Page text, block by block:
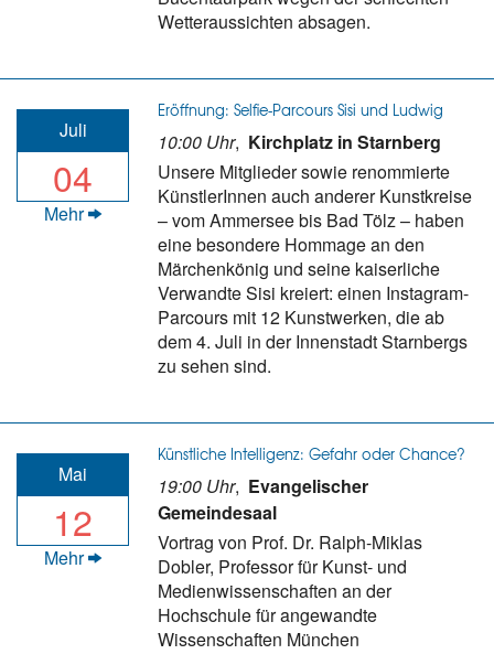
Wetteraussichten absagen.
Juli
04
Mehr
Eröffnung: Selfie-Parcours Sisi und Ludwig
10:00 Uhr, Kirchplatz in Starnberg
Unsere Mitglieder sowie renommierte
KünstlerInnen auch anderer Kunstkreise
– vom Ammersee bis Bad Tölz – haben
eine besondere Hommage an den
Märchenkönig und seine kaiserliche
Verwandte Sisi kreiert: einen Instagram-
Parcours mit 12 Kunstwerken, die ab
dem 4. Juli in der Innenstadt Starnbergs
zu sehen sind.
Mai
12
Mehr
Künstliche Intelligenz: Gefahr oder Chance?
19:00 Uhr, Evangelischer
Gemeindesaal
Vortrag von Prof. Dr. Ralph-Miklas
Dobler, Professor für Kunst- und
Medienwissenschaften an der
Hochschule für angewandte
Wissenschaften München